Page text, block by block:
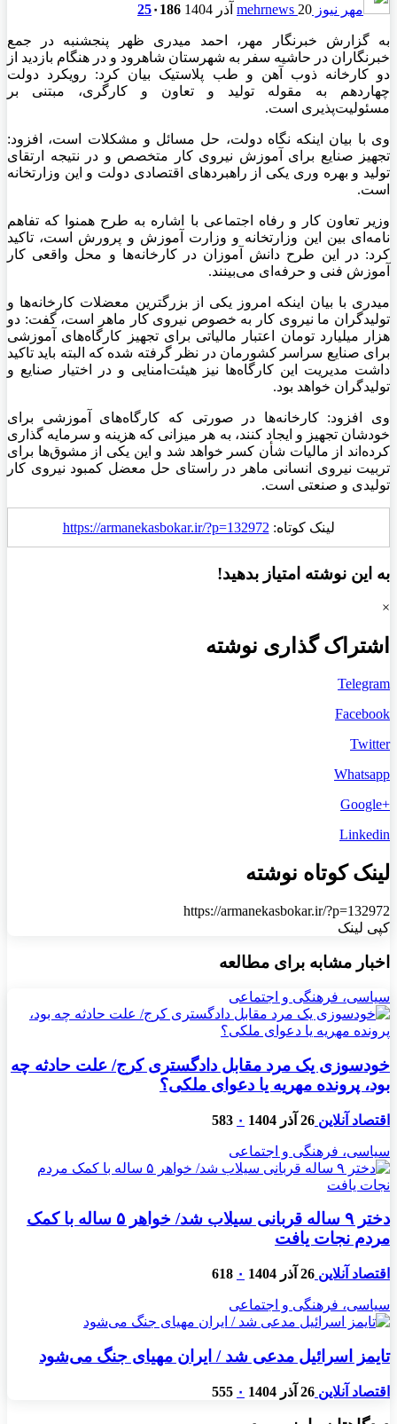
مهر نیوز mehrnews 20 آذر 1404 25۰ 186
به گزارش خبرنگار مهر، احمد میدری ظهر پنجشنبه در جمع
خبرنگاران در حاشیه سفر به شهرستان شاهرود و در هنگام بازدید از
دو کارخانه ذوب آهن و طب پلاستیک بیان کرد: رویکرد دولت
چهاردهم به مقوله تولید و تعاون و کارگری، مبتنی بر
مسئولیت‌پذیری است.
وی با بیان اینکه نگاه دولت، حل مسائل و مشکلات است، افزود:
تجهیز صنایع برای آموزش نیروی کار متخصص و در نتیجه ارتقای
تولید و بهره وری یکی از راهبردهای اقتصادی دولت و این وزارتخانه
است.
وزیر تعاون کار و رفاه اجتماعی با اشاره به طرح همنوا
که تفاهم
نامه‌ای بین این وزارتخانه و وزارت آموزش و پرورش است، تاکید
کرد: در این طرح دانش آموزان در کارخانه‌ها و محل واقعی کار
آموزش فنی و حرفه‌ای می‌بینند.
میدری با بیان اینکه امروز یکی از بزرگترین معضلات کارخانه‌ها و
تولیدگران ما نیروی کار به خصوص نیروی کار ماهر است، گفت: دو
هزار میلیارد تومان اعتبار مالیاتی برای تجهیز کارگاه‌های آموزشی
برای صنایع سراسر کشورمان در نظر گرفته شده که البته باید تاکید
داشت مدیریت این کارگاه‌ها نیز هیئت‌امنایی و در اختیار صنایع و
تولیدگران خواهد بود.
وی افزود: کارخانه‌ها در صورتی که کارگاه‌های آموزشی برای
خودشان تجهیز و ایجاد کنند، به هر میزانی که هزینه و سرمایه گذاری
کرده‌اند از مالیات شأن کسر خواهد شد و این یکی از مشوق‌ها برای
تربیت نیروی انسانی ماهر در راستای حل معضل کمبود نیروی کار
تولیدی و صنعتی است.
لینک کوتاه: https://armanekasbokar.ir/?p=132972
به این نوشته امتیاز بدهید!
×
اشتراک گذاری نوشته
Telegram
Facebook
Twitter
Whatsapp
+Google
Linkedin
لینک کوتاه نوشته
https://armanekasbokar.ir/?p=132972
کپی لینک
اخبار مشابه برای مطالعه
سیاسی، فرهنگی و اجتماعی
خودسوزی یک مرد مقابل دادگستری کرج/ علت حادثه چه
بود، پرونده مهریه‌ یا دعوای ملکی؟
اقتصاد آنلاین 26 آذر 1404 ۰ 583
سیاسی، فرهنگی و اجتماعی
دختر ۹ ساله قربانی سیلاب شد/ خواهر ۵ ساله با کمک
مردم نجات یافت
اقتصاد آنلاین 26 آذر 1404 ۰ 618
سیاسی، فرهنگی و اجتماعی
تایمز اسرائیل مدعی شد / ایران مهیای جنگ می‌شود
اقتصاد آنلاین 26 آذر 1404 ۰ 555